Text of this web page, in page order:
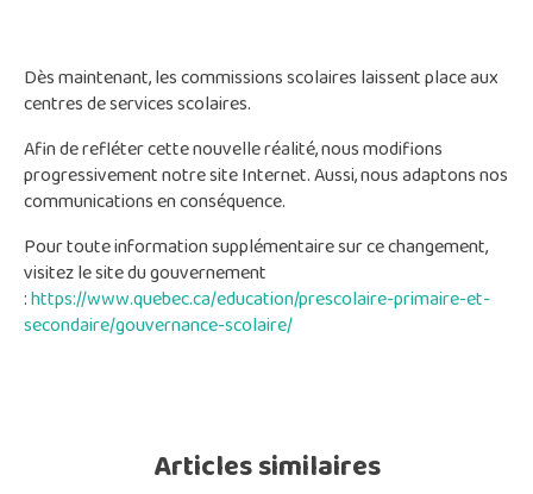
Dès maintenant, les commissions scolaires laissent place aux
centres de services scolaires.
Afin de refléter cette nouvelle réalité, nous modifions
progressivement notre site Internet. Aussi, nous adaptons nos
communications en conséquence.
Pour toute information supplémentaire sur ce changement,
visitez le site du gouvernement
:https://www.quebec.ca/education/prescolaire-primaire-et-
secondaire/gouvernance-scolaire/
Articles similaires